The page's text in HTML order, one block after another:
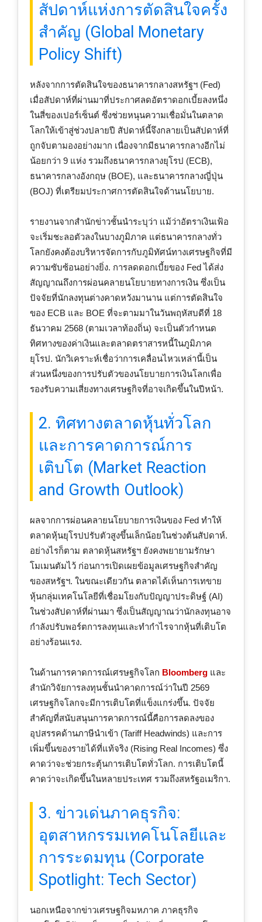
สัปดาห์แห่งการตัดสินใจครั้ง
สำคัญ (Global Monetary
Policy Shift)
หลังจากการตัดสินใจของธนาคารกลางสหรัฐฯ (Fed)
เมื่อสัปดาห์ที่ผ่านมาที่ประกาศลดอัตราดอกเบี้ยลงหนึ่ง
ในสี่ของเปอร์เซ็นต์ ซึ่งช่วยหนุนความเชื่อมั่นในตลาด
โลกให้เข้าสู่ช่วงปลายปี สัปดาห์นี้จึงกลายเป็นสัปดาห์ที่
ถูกจับตามองอย่างมาก เนื่องจากมีธนาคารกลางอีกไม่
น้อยกว่า 9 แห่ง รวมถึงธนาคารกลางยุโรป (ECB),
ธนาคารกลางอังกฤษ (BOE), และธนาคารกลางญี่ปุ่น
(BOJ) ที่เตรียมประกาศการตัดสินใจด้านนโยบาย.
รายงานจากสำนักข่าวชั้นนำระบุว่า แม้ว่าอัตราเงินเฟ้อ
จะเริ่มชะลอตัวลงในบางภูมิภาค แต่ธนาคารกลางทั่ว
โลกยังคงต้องบริหารจัดการกับภูมิทัศน์ทางเศรษฐกิจที่มี
ความซับซ้อนอย่างยิ่ง. การลดดอกเบี้ยของ Fed ได้ส่ง
สัญญาณถึงการผ่อนคลายนโยบายทางการเงิน ซึ่งเป็น
ปัจจัยที่นักลงทุนต่างคาดหวังมานาน แต่การตัดสินใจ
ของ ECB และ BOE ที่จะตามมาในวันพฤหัสบดีที่ 18
ธันวาคม 2568 (ตามเวลาท้องถิ่น) จะเป็นตัวกำหนด
ทิศทางของค่าเงินและตลาดตราสารหนี้ในภูมิภาค
ยุโรป. นักวิเคราะห์เชื่อว่าการเคลื่อนไหวเหล่านี้เป็น
ส่วนหนึ่งของการปรับตัวของนโยบายการเงินโลกเพื่อ
รองรับความเสี่ยงทางเศรษฐกิจที่อาจเกิดขึ้นในปีหน้า.
2. ทิศทางตลาดหุ้นทั่วโลก
และการคาดการณ์การ
เติบโต (Market Reaction
and Growth Outlook)
ผลจากการผ่อนคลายนโยบายการเงินของ Fed ทำให้
ตลาดหุ้นยุโรปปรับตัวสูงขึ้นเล็กน้อยในช่วงต้นสัปดาห์.
อย่างไรก็ตาม ตลาดหุ้นสหรัฐฯ ยังคงพยายามรักษา
โมเมนตัมไว้ ก่อนการเปิดเผยข้อมูลเศรษฐกิจสำคัญ
ของสหรัฐฯ. ในขณะเดียวกัน ตลาดได้เห็นการเทขาย
หุ้นกลุ่มเทคโนโลยีที่เชื่อมโยงกับปัญญาประดิษฐ์ (AI)
ในช่วงสัปดาห์ที่ผ่านมา ซึ่งเป็นสัญญาณว่านักลงทุนอาจ
กำลังปรับพอร์ตการลงทุนและทำกำไรจากหุ้นที่เติบโต
อย่างร้อนแรง.
ในด้านการคาดการณ์เศรษฐกิจโลก Bloomberg และ
สำนักวิจัยการลงทุนชั้นนำคาดการณ์ว่าในปี 2569
เศรษฐกิจโลกจะมีการเติบโตที่แข็งแกร่งขึ้น. ปัจจัย
สำคัญที่สนับสนุนการคาดการณ์นี้คือการลดลงของ
อุปสรรคด้านภาษีนำเข้า (Tariff Headwinds) และการ
เพิ่มขึ้นของรายได้ที่แท้จริง (Rising Real Incomes) ซึ่ง
คาดว่าจะช่วยกระตุ้นการเติบโตทั่วโลก. การเติบโตนี้
คาดว่าจะเกิดขึ้นในหลายประเทศ รวมถึงสหรัฐอเมริกา.
3. ข่าวเด่นภาคธุรกิจ:
อุตสาหกรรมเทคโนโลยีและ
การระดมทุน (Corporate
Spotlight: Tech Sector)
นอกเหนือจากข่าวเศรษฐกิจมหภาค ภาคธุรกิจ